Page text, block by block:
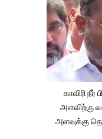
காவிரி
அளவிற்கு
அளவுக்கு